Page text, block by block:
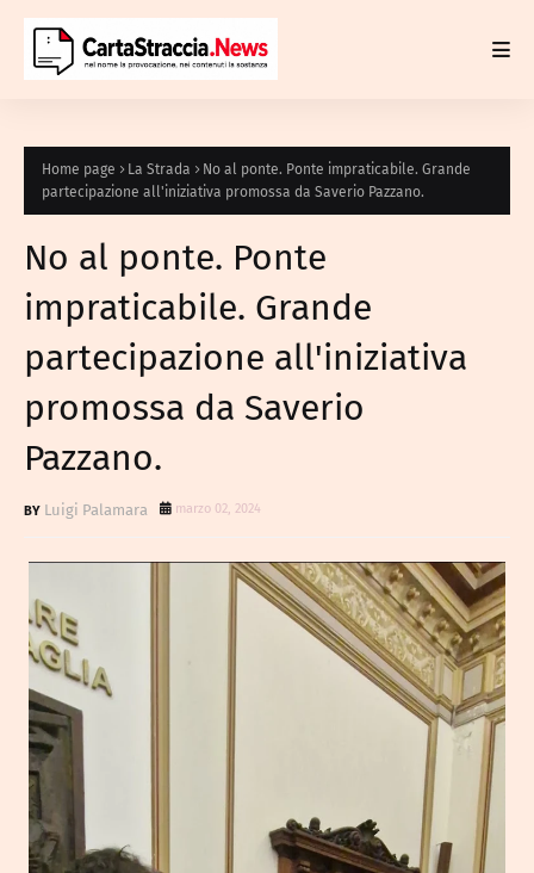
Home page La Strada
No al ponte. Ponte impraticabile. Grande
partecipazione all'iniziativa promossa da Saverio Pazzano.
No al ponte. Ponte
impraticabile. Grande
partecipazione all'iniziativa
promossa da Saverio
Pazzano.
Luigi Palamara marzo 02, 2024